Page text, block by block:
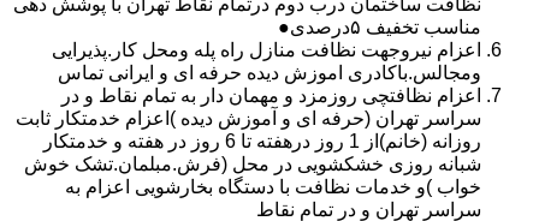
مناسب تخفیف ۵درصدی●
اعزام نیروجهت نظافت منازل راه پله ومحل کار.پذیرایی
ومجالس.باکادری اموزش دیده حرفه ای و ایرانی تماس
اعزام نظافتچی روزمزد و مهمان دار به تمام نقاط و در
سراسر تهران (حرفه ای و آموزش دیده )اعزام خدمتکار ثابت
روزانه (خانم)از 1 روز درهفته تا 6 روز در هفته و خدمتکار
شبانه روزی خشکشویی در محل (فرش.مبلمان.تشک خوش
خواب )و خدمات نظافت با دستگاه بخارشویی اعزام به
سراسر تهران و در تمام نقاط